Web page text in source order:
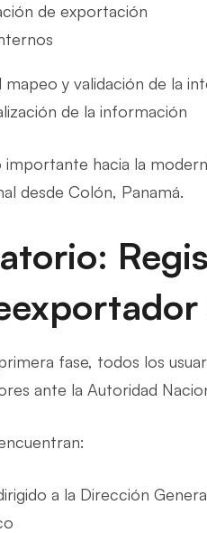
de exportación
y validación de la
de la información
hacia la
desde Colón, Panamá.
fase, todos los
ante la Autoridad
a la Dirección